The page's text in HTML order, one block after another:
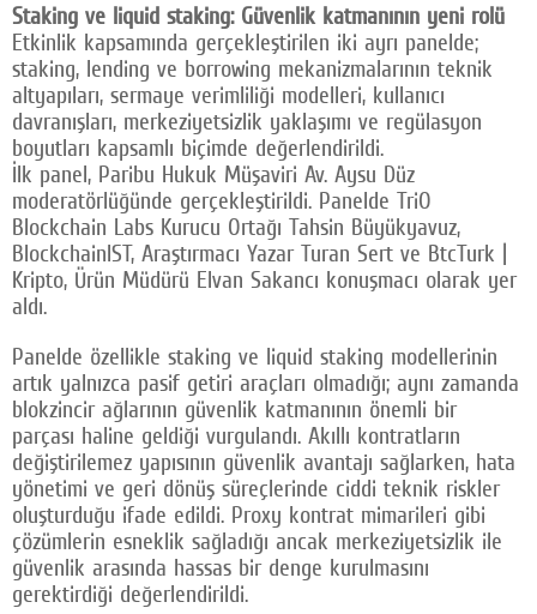
Staking ve liquid staking: Güvenlik katmanının yeni rolü
Etkinlik kapsamında gerçekleştirilen iki ayrı panelde;
staking, lending ve borrowing mekanizmalarının teknik
altyapıları, sermaye verimliliği modelleri, kullanıcı
davranışları, merkeziyetsizlik yaklaşımı ve regülasyon
boyutları kapsamlı biçimde değerlendirildi.
İlk panel, Paribu Hukuk Müşaviri Av. Aysu Düz
moderatörlüğünde gerçekleştirildi. Panelde TriO
Blockchain Labs Kurucu Ortağı Tahsin Büyükyavuz,
BlockchainIST, Araştırmacı Yazar Turan Sert ve BtcTurk |
Kripto, Ürün Müdürü Elvan Sakancı konuşmacı olarak yer
aldı.
Panelde özellikle staking ve liquid staking modellerinin
artık yalnızca pasif getiri araçları olmadığı; aynı zamanda
blokzincir ağlarının güvenlik katmanının önemli bir
parçası haline geldiği vurgulandı. Akıllı kontratların
değiştirilemez yapısının güvenlik avantajı sağlarken, hata
yönetimi ve geri dönüş süreçlerinde ciddi teknik riskler
oluşturduğu ifade edildi. Proxy kontrat mimarileri gibi
çözümlerin esneklik sağladığı ancak merkeziyetsizlik ile
güvenlik arasında hassas bir denge kurulmasını
gerektirdiği değerlendirildi.